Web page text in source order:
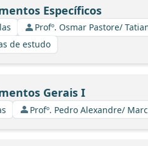
Específicos
Profº. Osmar Pastore/
de estudo
Gerais I
Profº. Pedro Alexandre/